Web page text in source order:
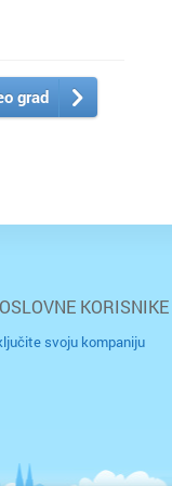
grad
KORISNIKE
svoju kompaniju